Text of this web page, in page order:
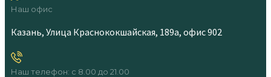
Наш офис
Казань, Улица Краснококшайская, 189а, офис 902
Наш телефон: с 8.00 до 21.00